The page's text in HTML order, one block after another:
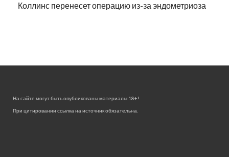
Коллинс перенесет операцию из-за эндометриоза
На сайте могут быть опубликованы материалы 18+!
При цитировании ссылка на источник обязательна.